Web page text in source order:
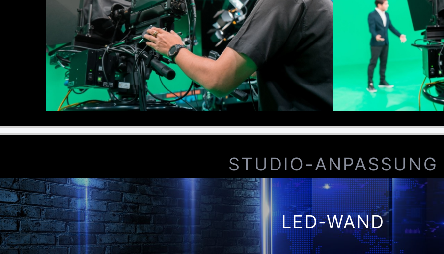
STUDIO-ANPASSUNG
LED-WAND